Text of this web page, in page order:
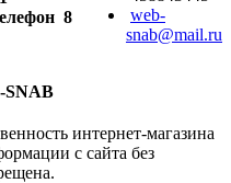
8
web-
snab@mail.ru
SNAB
интернет-магазина
с сайта без